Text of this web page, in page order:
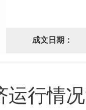
成文日期：
行情况